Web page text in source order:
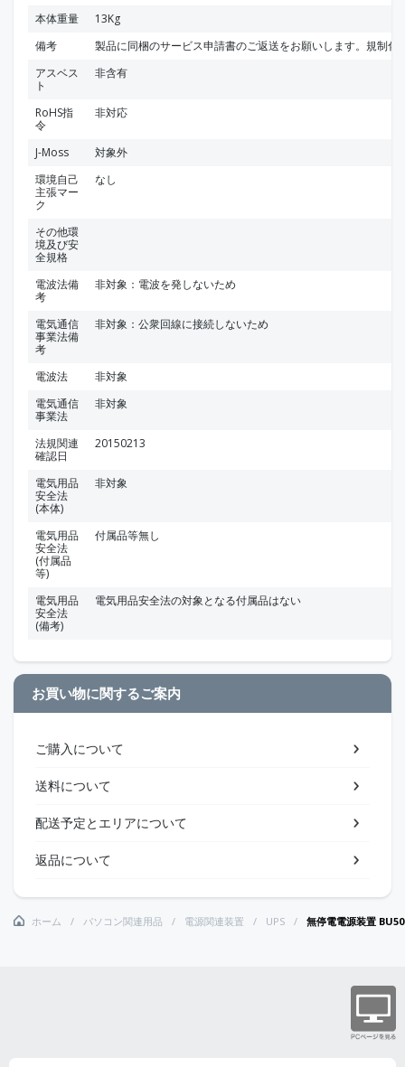
本体重量
13Kg
備考
製品に同梱のサービス申請書のご返送をお願いします。規制
アスベス
ト
非含有
RoHS指
令
非対応
J-Moss
対象外
環境自己
主張マー
ク
なし
その他環
境及び安
全規格
電波法備
考
非対象：電波を発しないため
電気通信
事業法備
考
非対象：公衆回線に接続しないため
電波法
非対象
電気通信
事業法
非対象
法規関連
確認日
20150213
電気用品
安全法
(本体)
非対象
電気用品
安全法
(付属品
等)
付属品等無し
電気用品
安全法
(備考)
電気用品安全法の対象となる付属品はない
お買い物に関するご案内
ご購入について
送料について
配送予定とエリアについて
返品について
ホーム パソコン関連用品 電源関連装置 UPS 無停電電源装置